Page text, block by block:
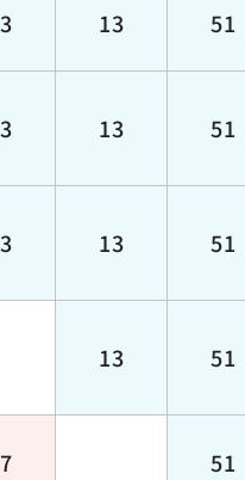
13 51
13 51
13 51
13 51
51